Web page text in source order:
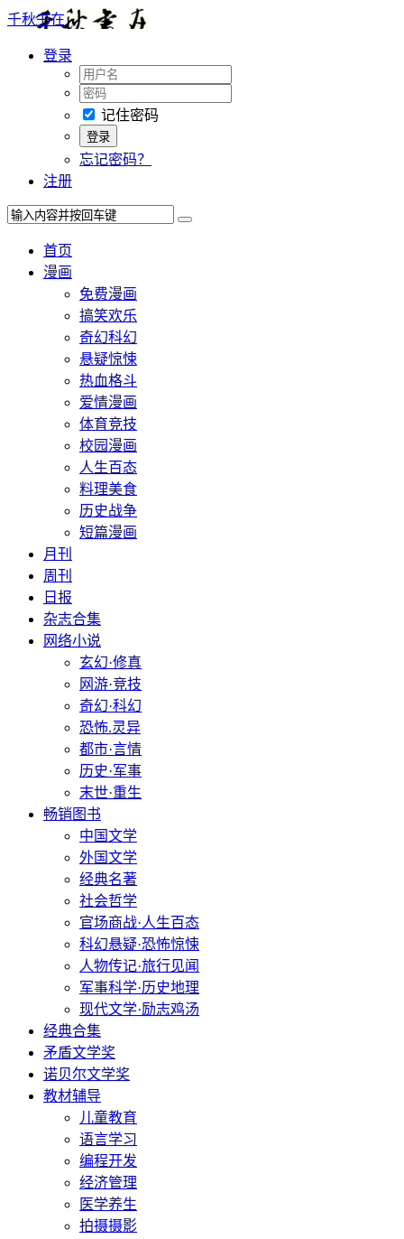
千秋书在
登录
记住密码
忘记密码？
注册
首页
漫画
免费漫画
搞笑欢乐
奇幻科幻
悬疑惊悚
热血格斗
爱情漫画
体育竞技
校园漫画
人生百态
料理美食
历史战争
短篇漫画
月刊
周刊
日报
杂志合集
网络小说
玄幻·修真
网游·竞技
奇幻·科幻
恐怖.灵异
都市·言情
历史·军事
末世·重生
畅销图书
中国文学
外国文学
经典名著
社会哲学
官场商战·人生百态
科幻悬疑·恐怖惊悚
人物传记·旅行见闻
军事科学·历史地理
现代文学·励志鸡汤
经典合集
矛盾文学奖
诺贝尔文学奖
教材辅导
儿童教育
语言学习
编程开发
经济管理
医学养生
拍摄摄影